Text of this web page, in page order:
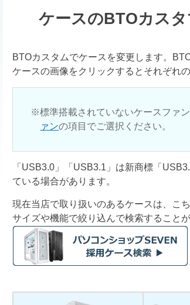
ケースのBTOカス
BTOカスタムでケースを変更します。
ケースの画像をクリックするとそれぞれ
標準搭載されていないケースファ
ァンの項目でご選択ください。
「USB3.0」「USB3.1」は新商標「
ている場合があります。
現在当店で取り扱いのあるケースは、こ
サイズや機能で絞り込んで検索することが